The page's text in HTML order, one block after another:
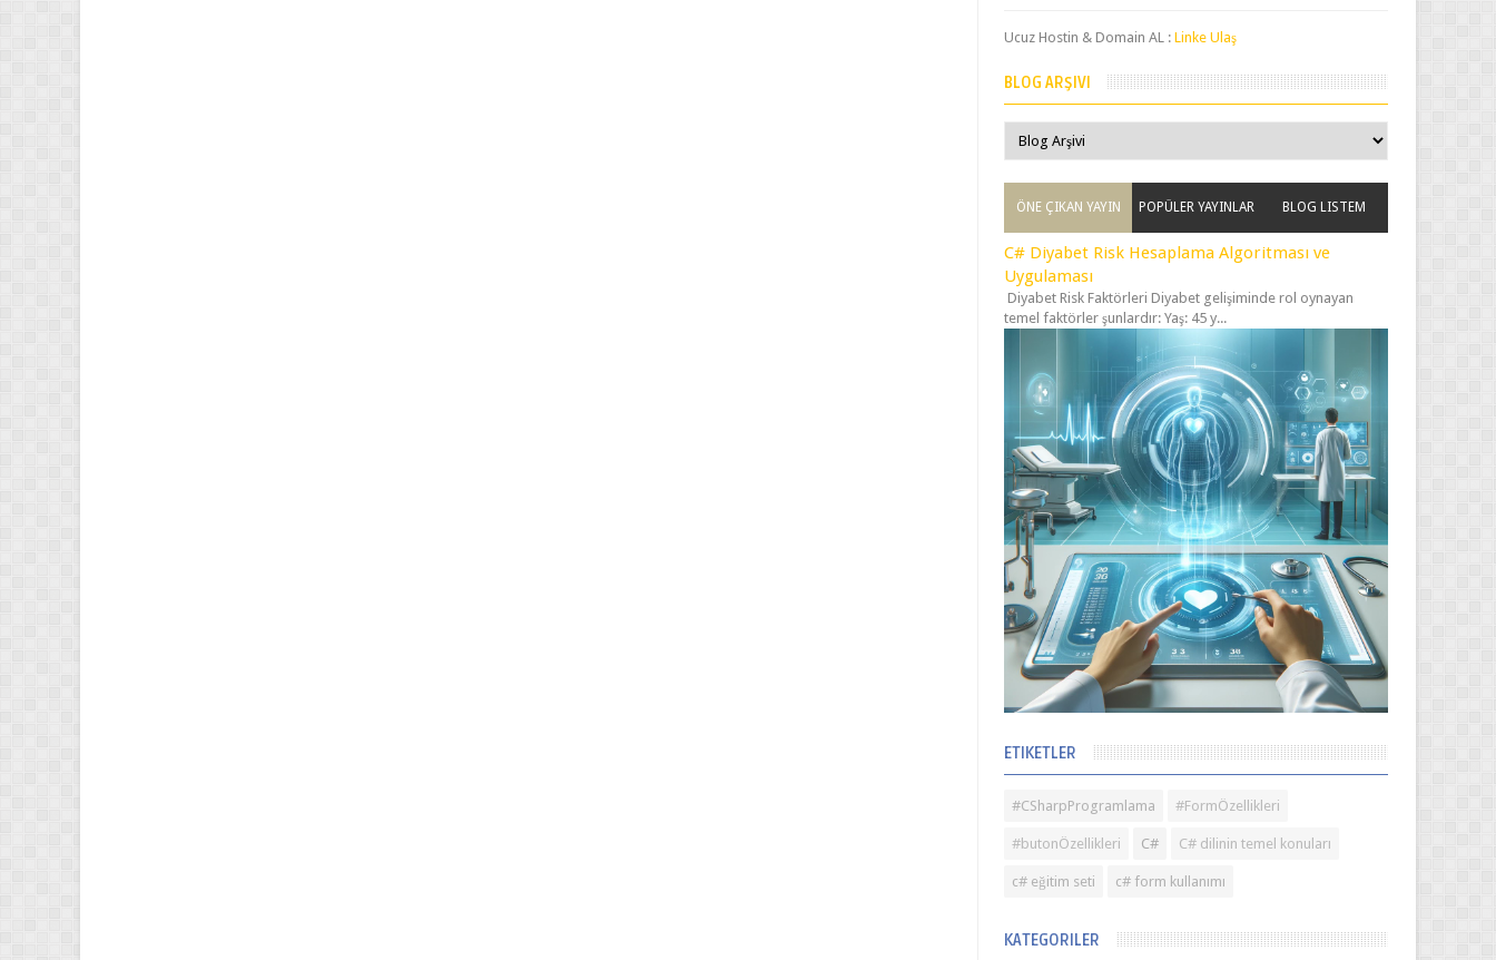
Ucuz Hostin & Domain AL :Linke Ulaş
BLOG ARŞIVI
ÖNE ÇIKAN YAYIN POPÜLER YAYINLAR BLOG LISTEM
C# Diyabet Risk Hesaplama Algoritması ve
Uygulaması
Diyabet Risk Faktörleri Diyabet gelişiminde rol oynayan
temel faktörler şunlardır: Yaş: 45 y...
ETIKETLER
#CSharpProgramlama #FormÖzellikleri
#butonÖzellikleri C# C# dilinin temel konuları
c# eğitim seti c# form kullanımı
KATEGORILER